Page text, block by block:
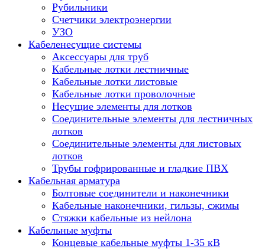
Рубильники
Счетчики электроэнергии
УЗО
Кабеленесущие системы
Аксессуары для труб
Кабельные лотки лестничные
Кабельные лотки листовые
Кабельные лотки проволочные
Несущие элементы для лотков
Соединительные элементы для лестничных
лотков
Соединительные элементы для листовых
лотков
Трубы гофрированные и гладкие ПВХ
Кабельная арматура
Болтовые соединители и наконечники
Кабельные наконечники, гильзы, сжимы
Стяжки кабельные из нейлона
Кабельные муфты
Концевые кабельные муфты 1-35 кВ